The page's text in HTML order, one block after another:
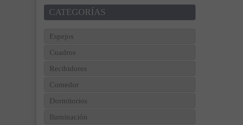
CATEGORÍAS
Espejos
Cuadros
Recibidores
Comedor
Dormitorios
Iluminación